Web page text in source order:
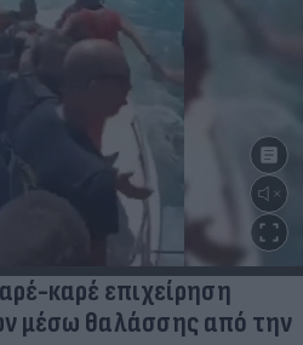
καρέ επιχείρηση
μέσω θαλάσσης από την